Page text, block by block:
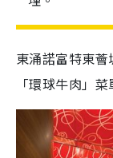
東涌諾富特東
「環球牛肉」菜